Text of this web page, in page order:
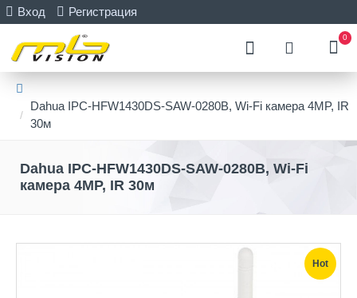
Вход Регистрация
0
Dahua IPC-HFW1430DS-SAW-0280B, Wi-Fi камера 4MP, IR
30м
Dahua IPC-HFW1430DS-SAW-0280B, Wi-Fi
камера 4MP, IR 30м
Hot